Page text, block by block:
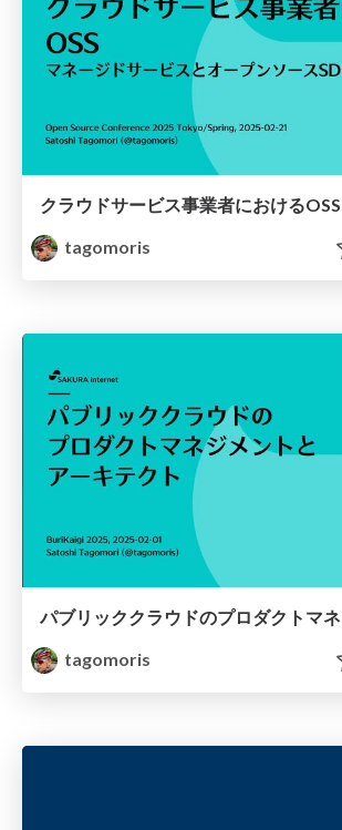
クラウドサービス事業者におけるOSS
tagomoris
tagomoris